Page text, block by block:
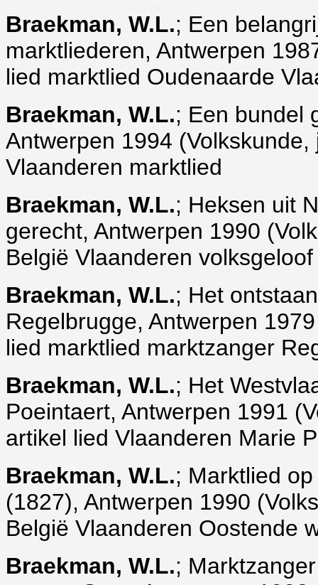
Braekman, W.L.; Een
marktliederen, Antwerpen
lied marktlied Oudenaarde
Braekman, W.L.; Een bundel
Antwerpen 1994
Vlaanderen marktlied
Braekman, W.L.; Heksen uit
gerecht, Antwerpen 1990
België Vlaanderen
Braekman, W.L.; Het
Regelbrugge, Antwerpen
lied marktlied marktzanger
Braekman, W.L.; Het
Poeintaert, Antwerpen 1991
artikel lied Vlaanderen Marie
Braekman, W.L.; Marktlied
(1827), Antwerpen 1990
België Vlaanderen Oostende
Braekman, W.L.;